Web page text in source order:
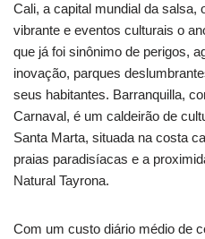
Cali, a capital mundial da salsa,
vibrante e eventos culturais o
que já foi sinônimo de perigos,
inovação, parques
seus habitantes. Barranquilla,
Carnaval, é um caldeirão de
Santa Marta, situada na costa
praias paradisíacas e a
Natural Tayrona.
Com um custo diário médio de